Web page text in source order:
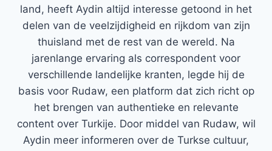
land, heeft Aydin altijd interesse getoond in het
delen van de veelzijdigheid en rijkdom van zijn
thuisland met de rest van de wereld. Na
jarenlange ervaring als correspondent voor
verschillende landelijke kranten, legde hij de
basis voor Rudaw, een platform dat zich richt op
het brengen van authentieke en relevante
content over Turkije. Door middel van Rudaw, wil
Aydin meer informeren over de Turkse cultuur,